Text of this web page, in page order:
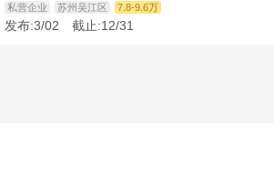
私营企业 苏州吴江区 7.8-9.6万
发布:3/02 截止:12/31